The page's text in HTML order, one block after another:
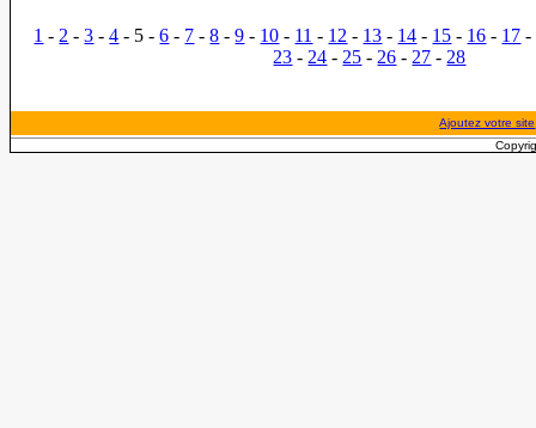
1 -2 -3 -4 - 5 -6 - 7 -8 -9 - 10 - 11 - 12 - 13 - 14 - 15 - 16 - 17 -
23 -24 -25 -26 -27 -28
Ajoutez votre site